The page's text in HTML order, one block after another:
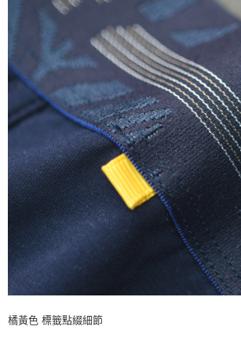
橘黃色 標籤點綴細節